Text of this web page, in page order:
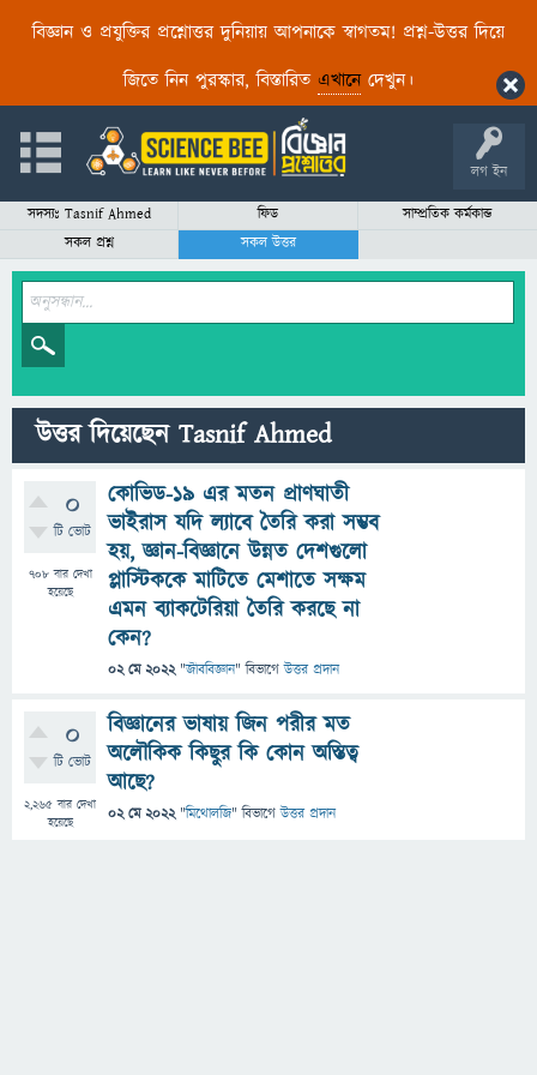
বিজ্ঞান ও প্রযুক্তির প্রশ্নোত্তর দুনিয়ায় আপনাকে স্বাগতম! প্রশ্ন-উত্তর দিয়ে
জিতে নিন পুরস্কার, বিস্তারিত এখানেদেখুন।
লগ ইন
সদস্যঃ Tasnif Ahmed ফিড
সাম্প্রতিক কর্মকান্ড
সকল প্রশ্ন
সকল উত্তর
উত্তর দিয়েছেন Tasnif Ahmed
0
টি ভোট
708বার দেখা
হয়েছে
কোভিড-১৯ এর মতন প্রাণঘাতী
ভাইরাস যদি ল্যাবে তৈরি করা সম্ভব
হয়, জ্ঞান-বিজ্ঞানে উন্নত দেশগুলো
প্লাস্টিককে মাটিতে মেশাতে সক্ষম
এমন ব্যাকটেরিয়া তৈরি করছে না
কেন?
02 মে 2022 "জীববিজ্ঞান" বিভাগে উত্তর প্রদান
0
টি ভোট
2,265 বার দেখা
হয়েছে
বিজ্ঞানের ভাষায় জিন পরীর মত
অলৌকিক কিছুর কি কোন অস্তিত্ব
আছে?
02 মে 2022 "মিথোলজি" বিভাগে উত্তর প্রদান